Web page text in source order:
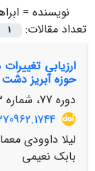
نویسنده =
تعداد مقالات:
1
ارزیابی
حوزه آبریز
دوره 77، شماره 3، پاییز 1403، صفحه
لیلا داوودی
بابک نعیمی